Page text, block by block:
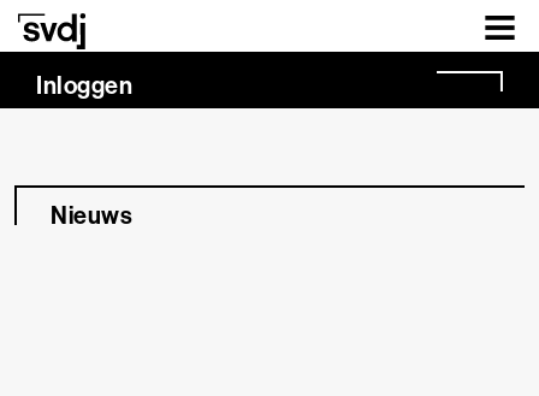
Naar hoofdinhoud
Inloggen
Nieuws